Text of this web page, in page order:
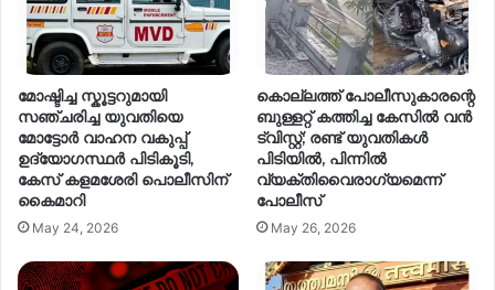
മോഷ്ടിച്ച സ്കൂട്ടറുമായി
സഞ്ചരിച്ച യുവതിയെ
മോട്ടോർ വാഹന വകുപ്പ്
ഉദ്യോഗസ്ഥർ പിടികൂടി,
കേസ് കളമശേരി പൊലീസിന്
കൈമാറി
May 24, 2026
കൊല്ലത്ത് പോലീസുകാരന്റെ
ബുള്ളറ്റ് കത്തിച്ച കേസിൽ വൻ
ട്വിസ്റ്റ്; രണ്ട് യുവതികൾ
പിടിയിൽ, പിന്നിൽ
വ്യക്തിവൈരാഗ്യമെന്ന്
പോലീസ്
May 26, 2026